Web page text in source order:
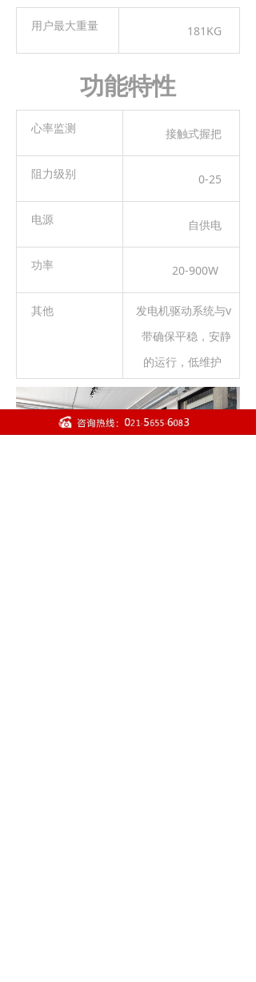
用户最大重量 181KG
功能特性
心率监测 接触式握把
阻力级别 0-25
电源 自供电
功率 20-900W
其他
发电机驱动系统与v
带确保平稳，安静
的运行，低维护